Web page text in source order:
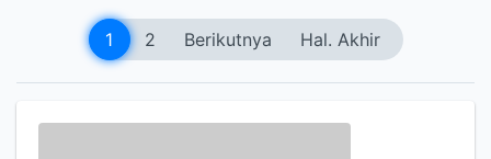
1 2 Berikutnya Hal. Akhir